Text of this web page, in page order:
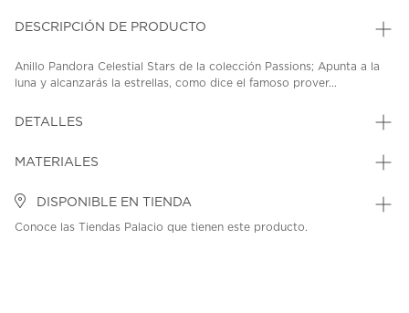
DESCRIPCIÓN DE PRODUCTO
Anillo Pandora Celestial Stars de la colección Passions; Apunta a la
luna y alcanzarás la estrellas, como dice el famoso prover...
DETALLES
MATERIALES
DISPONIBLE EN TIENDA
Conoce las Tiendas Palacio que tienen este producto.